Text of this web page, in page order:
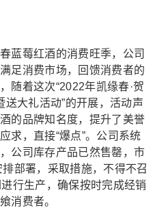
莓红酒的消费旺季，公司
足消费市场，回馈消费者的
随着这次“2022年凯缘春·贺
送大礼活动”的开展，活动声
的品牌知名度，提升了美誉
求，直接“爆点”。公司系统
公司库存产品已然售罄，市
部署，采取措施，不得不召
行生产，确保按时完成经销
消费者。